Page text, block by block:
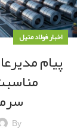
اخبار فولاد متیل
پیام
By